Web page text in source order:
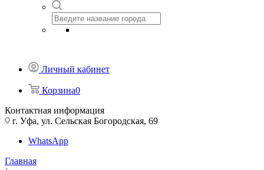
Личный кабинет
Корзина0
Контактная информация
г. Уфа, ул. Сельская Богородская, 69
WhatsApp
Главная